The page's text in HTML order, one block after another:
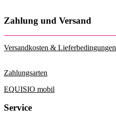
Zahlung und Versand
Versandkosten & Lieferbedingungen
Zahlungsarten
EQUISIO mobil
Service